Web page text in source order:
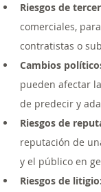
Riesgos de
comerciales,
contratistas o
Cambios
pueden afectar
de predecir y
Riesgos de
reputación de
y el público en
Riesgos de litigio: